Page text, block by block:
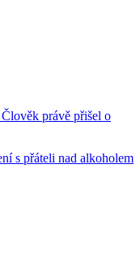
právě přišel o
s přáteli nad alkoholem